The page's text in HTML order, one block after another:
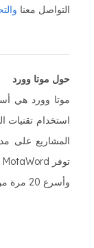
التواصل معنا
حول موتا وورد
موتا وورد هي
استخدام تقنيات
وأسرع 20 مرة من وكالات الترجمة التقليدية.